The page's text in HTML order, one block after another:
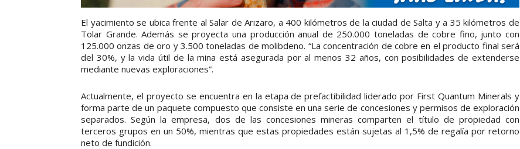
El yacimiento se ubica frente al Salar de Arizaro, a 400 kilómetros de la ciudad de Salta y a 35 kilómetros de
Tolar Grande. Además se proyecta una producción anual de 250.000 toneladas de cobre fino, junto con
125.000 onzas de oro y 3.500 toneladas de molibdeno. “La concentración de cobre en el producto final será
del 30%, y la vida útil de la mina está asegurada por al menos 32 años, con posibilidades de extenderse
mediante nuevas exploraciones”.
Actualmente, el proyecto se encuentra en la etapa de prefactibilidad liderado por First Quantum Minerals y
forma parte de un paquete compuesto que consiste en una serie de concesiones y permisos de exploración
separados. Según la empresa, dos de las concesiones mineras comparten el título de propiedad con
terceros grupos en un 50%, mientras que estas propiedades están sujetas al 1,5% de regalía por retorno
neto de fundición.